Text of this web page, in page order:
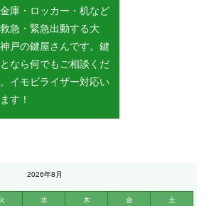
庫・ロッカー・机など
急・緊急出動する大
戸の鍵屋さんです。鍵
なら何でもご相談くだ
イモビライザー対応い
す！
2026年8月
水 木 金 土